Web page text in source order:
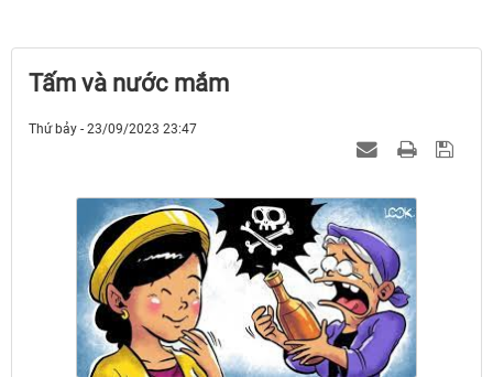
Tấm và nước mắm
Thứ bảy - 23/09/2023 23:47